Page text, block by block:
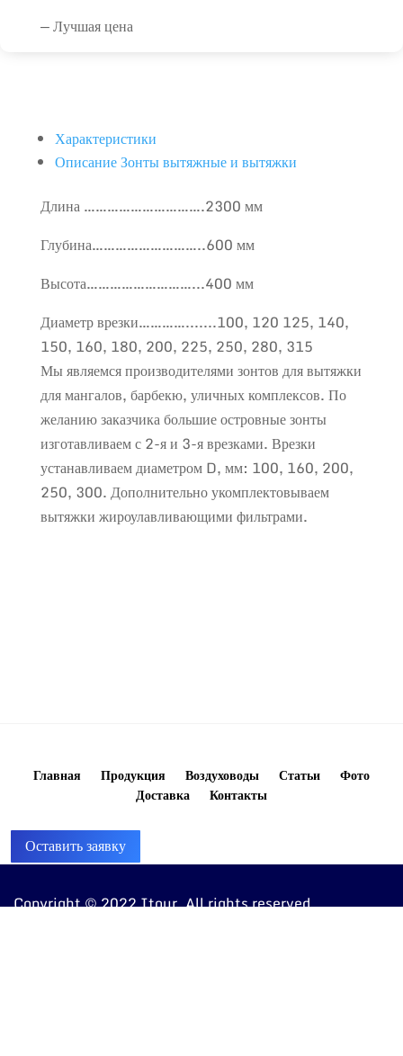
— Лучшая цена
Характеристики
Описание Зонты вытяжные и вытяжки
Длина ………………………….2300 мм
Глубина………………………..600 мм
Высота………………………...400 мм
Диаметр врезки………….......100, 120 125, 140,
150, 160, 180, 200, 225, 250, 280, 315
Мы являемся производителями зонтов для вытяжки
для мангалов, барбекю, уличных комплексов. По
желанию заказчика большие островные зонты
изготавливаем с 2-я и 3-я врезками. Врезки
устанавливаем диаметром D, мм: 100, 160, 200,
250, 300. Дополнительно укомплектовываем
вытяжки жироулавливающими фильтрами.
Главная Продукция Воздуховоды Статьи
Фото
Доставка
Контакты
Оставить заявку
Copyright © 2022 Itour. All rights reserved